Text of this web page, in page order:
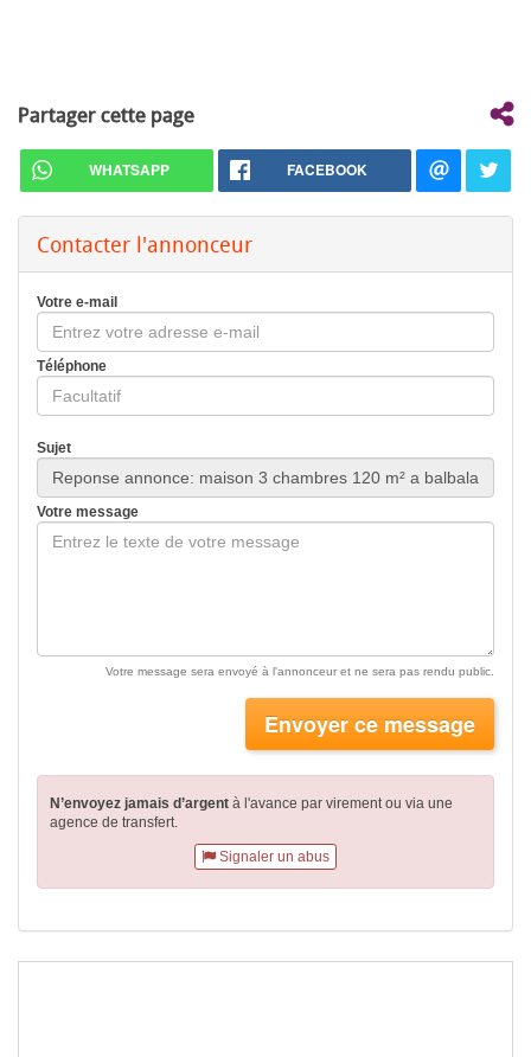
Partager cette page
WHATSAPP FACEBOOK
Contacter l'annonceur
Votre e-mail
Téléphone
Sujet
Votre message
Votre message sera envoyé à l'annonceur et ne sera pas rendu public.
Envoyer ce message
N’envoyez jamais d’argent à l'avance par virementou via une
agence de transfert.
Signaler un abus